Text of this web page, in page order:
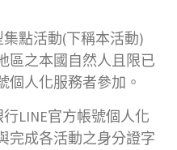
點活動(下稱本活動)
區之本國自然人且限已
個人化服務者參加。
LINE官方帳號個人化
完成各活動之身分證字